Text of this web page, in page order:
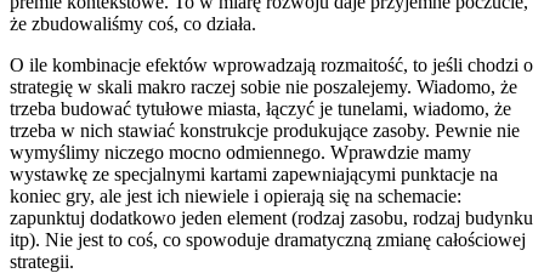
że zbudowaliśmy coś, co działa.
O ile kombinacje efektów wprowadzają rozmaitość, to jeśli chodzi o
strategię w skali makro raczej sobie nie poszalejemy. Wiadomo, że
trzeba budować tytułowe miasta, łączyć je tunelami, wiadomo, że
trzeba w nich stawiać konstrukcje produkujące zasoby. Pewnie nie
wymyślimy niczego mocno odmiennego. Wprawdzie mamy
wystawkę ze specjalnymi kartami zapewniającymi punktacje na
koniec gry, ale jest ich niewiele i opierają się na schemacie:
zapunktuj dodatkowo jeden element (rodzaj zasobu, rodzaj budynku
itp). Nie jest to coś, co spowoduje dramatyczną zmianę całościowej
strategii.